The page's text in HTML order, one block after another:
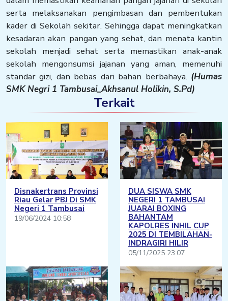
serta melaksanakan pengimbasan dan pembentukan
kader di Sekolah sekitar. Sehingga dapat meningkatkan
kesadaran akan pangan yang sehat, dan menata kantin
sekolah menjadi sehat serta memastikan anak-anak
sekolah mengonsumsi jajanan yang aman, memenuhi
standar gizi, dan bebas dari bahan berbahaya. (Humas
SMK Negri 1 Tambusai_Akhsanul Holikin, S.Pd)
Terkait
Disnakertrans Provinsi
Riau Gelar PBJ Di SMK
Negeri 1 Tambusai
19/06/2024 10:58
DUA SISWA SMK
NEGERI 1 TAMBUSAI
JUARAI BOXING
BAHANTAM
KAPOLRES INHIL CUP
2025 DI TEMBILAHAN-
INDRAGIRI HILIR
05/11/2025 23:07